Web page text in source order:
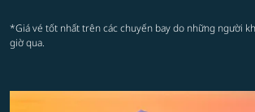
*Giá vé tốt nhất trên các chuyến bay do những người
giờ qua.